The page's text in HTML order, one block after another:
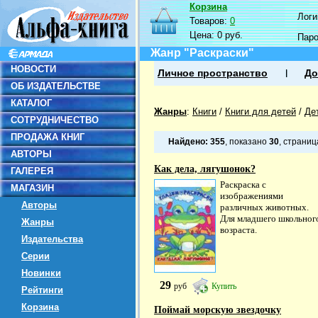
НОВОСТИ
ОБ ИЗДАТЕЛЬСТВЕ
КАТАЛОГ
СОТРУДНИЧЕСТВО
ПРОДАЖА КНИГ
АВТОРЫ
ГАЛЕРЕЯ
МАГАЗИН
Авторы
Жанры
Издательства
Серии
Новинки
Рейтинги
Корзина
Корзина
Товаров:0
Цена:0 руб.
Жанр "Раскраски"
Личное пространство
Жанры: Книги / Книги для детей /
Найдено: 355, показано 30,
Как дела, лягушонок?
Раскраска с
изображениями
различных животных.
Для младшего
возраста.
29 руб Купить
Поймай морскую звездочку